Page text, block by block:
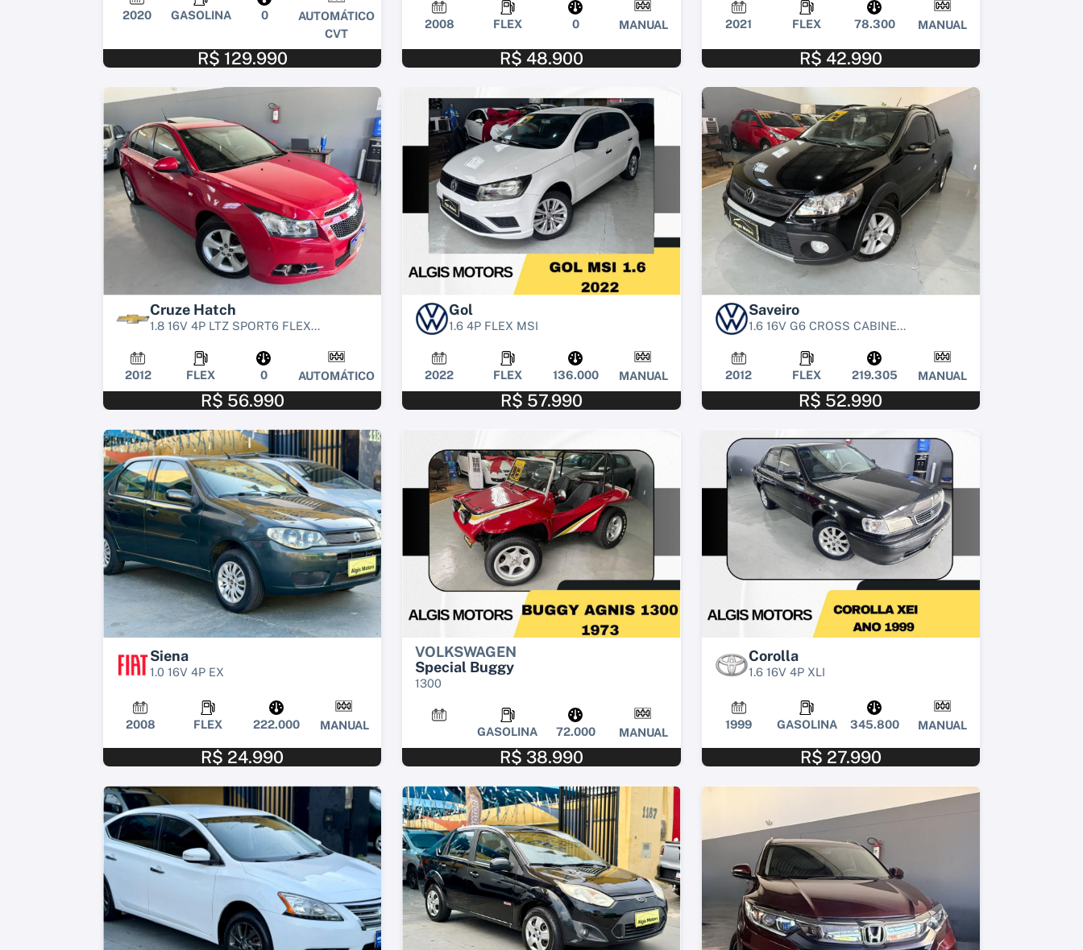
2020 GASOLINA 0
AUTOMÁTICO
CVT
R$ 129.990
2008 FLEX 0 MANUAL
R$ 48.900
2021 FLEX 78.300 MANUAL
R$ 42.990
Cruze Hatch
1.8 16V 4P LTZ SPORT6 FLEX...
2012 FLEX 0 AUTOMÁTICO
R$ 56.990
Gol
1.6 4P FLEX MSI
2022 FLEX 136.000 MANUAL
R$ 57.990
Saveiro
1.6 16V G6 CROSS CABINE...
2012 FLEX 219.305 MANUAL
R$ 52.990
Siena
1.0 16V 4P EX
2008 FLEX 222.000 MANUAL
R$ 24.990
VOLKSWAGEN
Special Buggy
1300
GASOLINA 72.000 MANUAL
R$ 38.990
Corolla
1.6 16V 4P XLI
1999 GASOLINA 345.800 MANUAL
R$ 27.990